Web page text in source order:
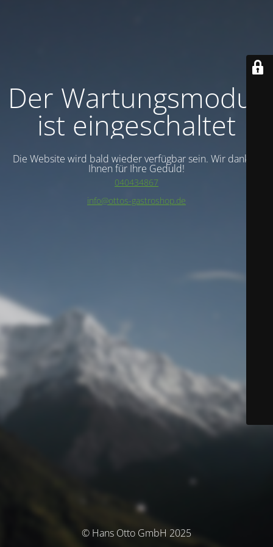
Der Wartungsmodus
ist eingeschaltet
Die Website wird bald wieder verfügbar sein. Wir danken
Ihnen für Ihre Geduld!
040434867
info@ottos-gastroshop.de
© Hans Otto GmbH 2025